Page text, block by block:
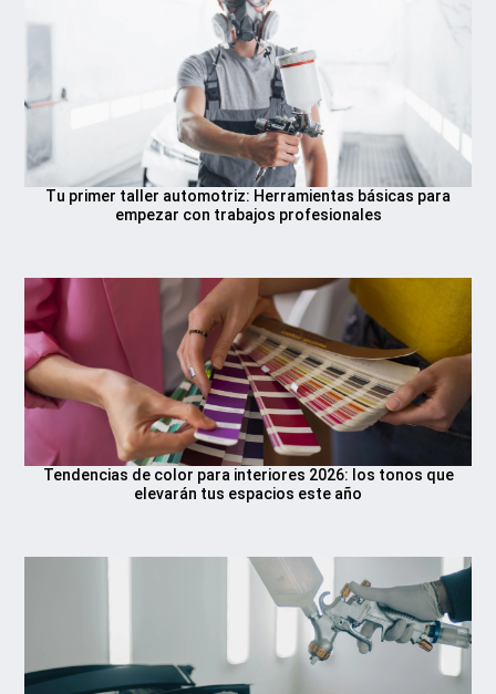
Tu primer taller automotriz: Herramientas básicas para
empezar con trabajos profesionales
Tendencias de color para interiores 2026: los tonos que
elevarán tus espacios este año